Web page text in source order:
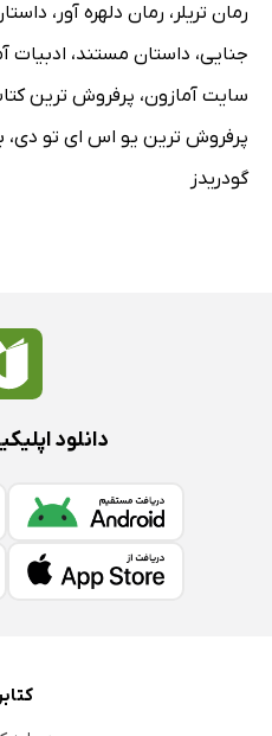
رمان تریلر ، رمان دلهره آور ،
جنایی، داستان مستند، ادبیات
سایت آمازون، پرفروش ترین
پرفروش ترین یو اس ای تو دی،
گودریدز
دانلود